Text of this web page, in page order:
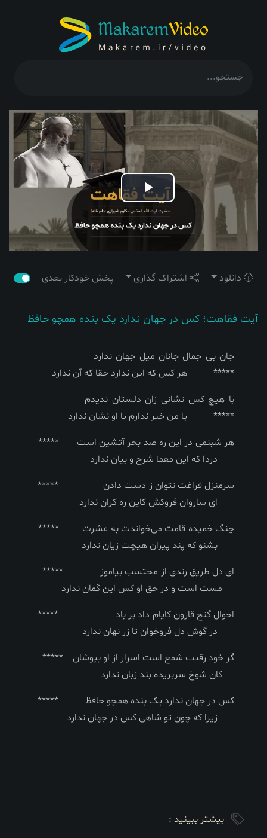
Play
Video
دانلود اشتراک گذاری پخش خودکار بعدی
آیت فقاهت؛ کس در جهان ندارد یک بنده همچو حافظ
جان بی جمال جانان میل جهان ندارد
***** هر کس که این ندارد حقا که آن ندارد
با هیچ کس نشانی زان دلستان ندیدم
***** یا من خبر ندارم یا او نشان ندارد
هر شبنمی در این ره صد بحر آتشین است *****
دردا که این معما شرح و بیان ندارد
سرمنزل فراغت نتوان ز دست دادن *****
ای ساروان فروکش کاین ره کران ندارد
چنگ خمیده قامت می‌خواندت به عشرت *****
بشنو که پند پیران هیچت زیان ندارد
ای دل طریق رندی از محتسب بیاموز *****
مست است و در حق او کس این گمان ندارد
احوال گنج قارون کایام داد بر باد *****
در گوش دل فروخوان تا زر نهان ندارد
گر خود رقیب شمع است اسرار از او بپوشان *****
کان شوخ سربریده بند زبان ندارد
کس در جهان ندارد یک بنده همچو حافظ *****
زیرا که چون تو شاهی کس در جهان ندارد
بیشتر ببینید :